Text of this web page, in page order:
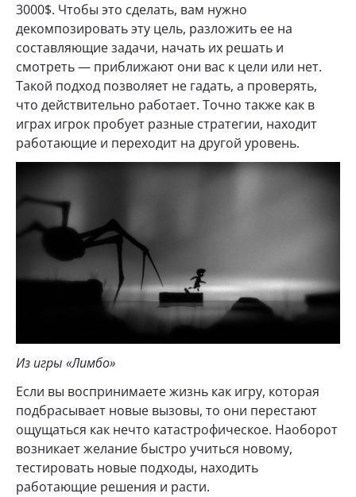
3000$. Чтобы это сделать, вам нужно
декомпозировать эту цель, разложить ее на
составляющие задачи, начать их решать и
смотреть — приближают они вас к цели или нет.
Такой подход позволяет не гадать, а проверять,
что действительно работает. Точно также как в
играх игрок пробует разные стратегии, находит
работающие и переходит на другой уровень.
Из игры «Лимбо»
Если вы воспринимаете жизнь как игру, которая
подбрасывает новые вызовы, то они перестают
ощущаться как нечто катастрофическое. Наоборот
возникает желание быстро учиться новому,
тестировать новые подходы, находить
работающие решения и расти.